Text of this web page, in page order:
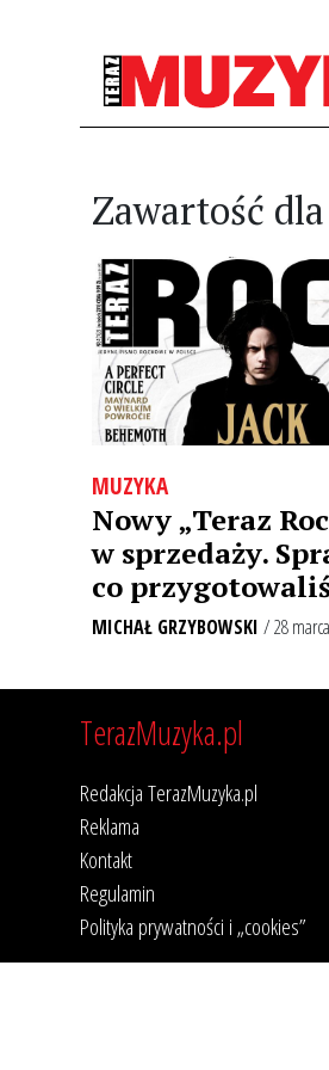
Zawartość
MUZYKA
Nowy „Teraz
w sprzedaży.
co
MICHAŁ GRZYBOWSKI / 28
TerazMuzyka.pl
Redakcja TerazMuzyka.pl
Reklama
Kontakt
Regulamin
Polityka prywatności i „cookies”